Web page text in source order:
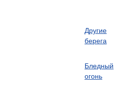
Другие
берега
Бледный
огонь